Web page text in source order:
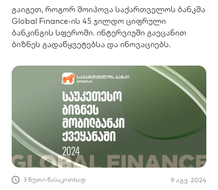
გაიგეთ, როგორ მოიპოვა საქართველოს ბანკმა
Global Finance-ის 45 ჯილდო ციფრული
ბანკინგის სფეროში. ინტერვიუში გაეცანით
ბიზნეს გადაწყვეტებსა და ინოვაციებს.
3 წუთი წასაკითხად 9 აგვ. 2024